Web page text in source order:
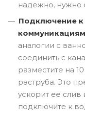
надежно, нужно
Подключение
аналогии с
соединить с
разместите на
раструба. Это
ускорит ее слив
подключите к